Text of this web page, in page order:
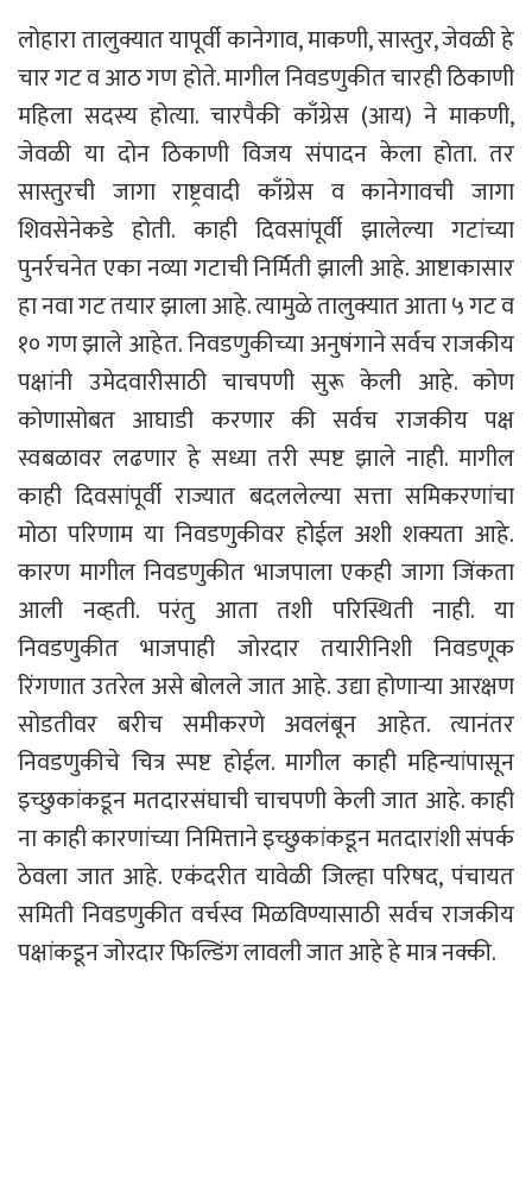
लोहारा तालुक्यात यापूर्वी कानेगाव, माकणी, सास्तुर, जेवळी हे
चार गट व आठ गण होते. मागील निवडणुकीत चारही ठिकाणी
महिला सदस्य होत्या. चारपैकी काँग्रेस (आय) ने माकणी,
जेवळी या दोन ठिकाणी विजय संपादन केला होता. तर
सास्तुरची जागा राष्ट्रवादी काँग्रेस व कानेगावची जागा
शिवसेनेकडे होती. काही दिवसांपूर्वी झालेल्या गटांच्या
पुनर्रचनेत एका नव्या गटाची निर्मिती झाली आहे. आष्टाकासार
हा नवा गट तयार झाला आहे. त्यामुळे तालुक्यात आता ५ गट व
१० गण झाले आहेत. निवडणुकीच्या अनुषंगाने सर्वच राजकीय
पक्षांनी उमेदवारीसाठी चाचपणी सुरू केली आहे. कोण
कोणासोबत आघाडी करणार की सर्वच राजकीय पक्ष
स्वबळावर लढणार हे सध्या तरी स्पष्ट झाले नाही. मागील
काही दिवसांपूर्वी राज्यात बदललेल्या सत्ता समिकरणांचा
मोठा परिणाम या निवडणुकीवर होईल अशी शक्यता आहे.
कारण मागील निवडणुकीत भाजपाला एकही जागा जिंकता
आली नव्हती. परंतु आता तशी परिस्थिती नाही. या
निवडणुकीत भाजपाही जोरदार तयारीनिशी निवडणूक
रिंगणात उतरेल असे बोलले जात आहे. उद्या होणाऱ्या आरक्षण
सोडतीवर बरीच समीकरणे अवलंबून आहेत. त्यानंतर
निवडणुकीचे चित्र स्पष्ट होईल. मागील काही महिन्यांपासून
इच्छुकांकडून मतदारसंघाची चाचपणी केली जात आहे. काही
ना काही कारणांच्या निमित्ताने इच्छुकांकडून मतदारांशी संपर्क
ठेवला जात आहे. एकंदरीत यावेळी जिल्हा परिषद, पंचायत
समिती निवडणुकीत वर्चस्व मिळविण्यासाठी सर्वच राजकीय
पक्षांकडून जोरदार फिल्डिंग लावली जात आहे हे मात्र नक्की.